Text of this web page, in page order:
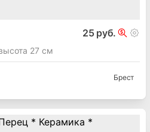
25 руб.
27 см
Брест